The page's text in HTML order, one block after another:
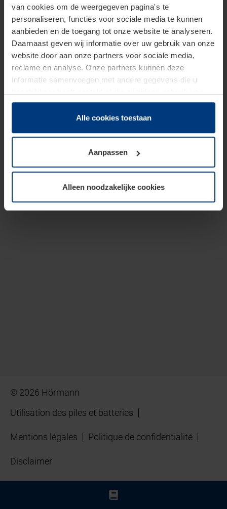
van cookies om de weergegeven pagina's te
personaliseren, functies voor sociale media te kunnen
aanbieden en de toegang tot onze website te analyseren.
Daarnaast geven wij informatie over uw gebruik van onze
website door aan onze partners voor sociale media,
reclame en analyse. Onze partners kunnen deze
informatie samenvoegen met andere gegevens die u
hun diensten hebben verzameld.
Juridisch hebben wij het recht om cookies op uw
van deze pagina's absoluut vereist is. Voor alle andere
soorten cookies is uw toestemming benodigd. Uw
toestemming kunt u op elk moment bij de uitleg van de
wijzigen of herroepen.
Alle cookies toestaan
Aanpassen
Alleen noodzakelijke cookies
© 2026 Hörmann
Utilisation des piles et batteries
Mentions légales Politique de confidentialité
Disclaimer